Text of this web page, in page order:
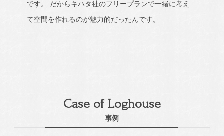
です。 だからキハタ社のフリープランで一緒に考え
て空間を作れるのが魅力的だったんです。
Case of Loghouse
事例